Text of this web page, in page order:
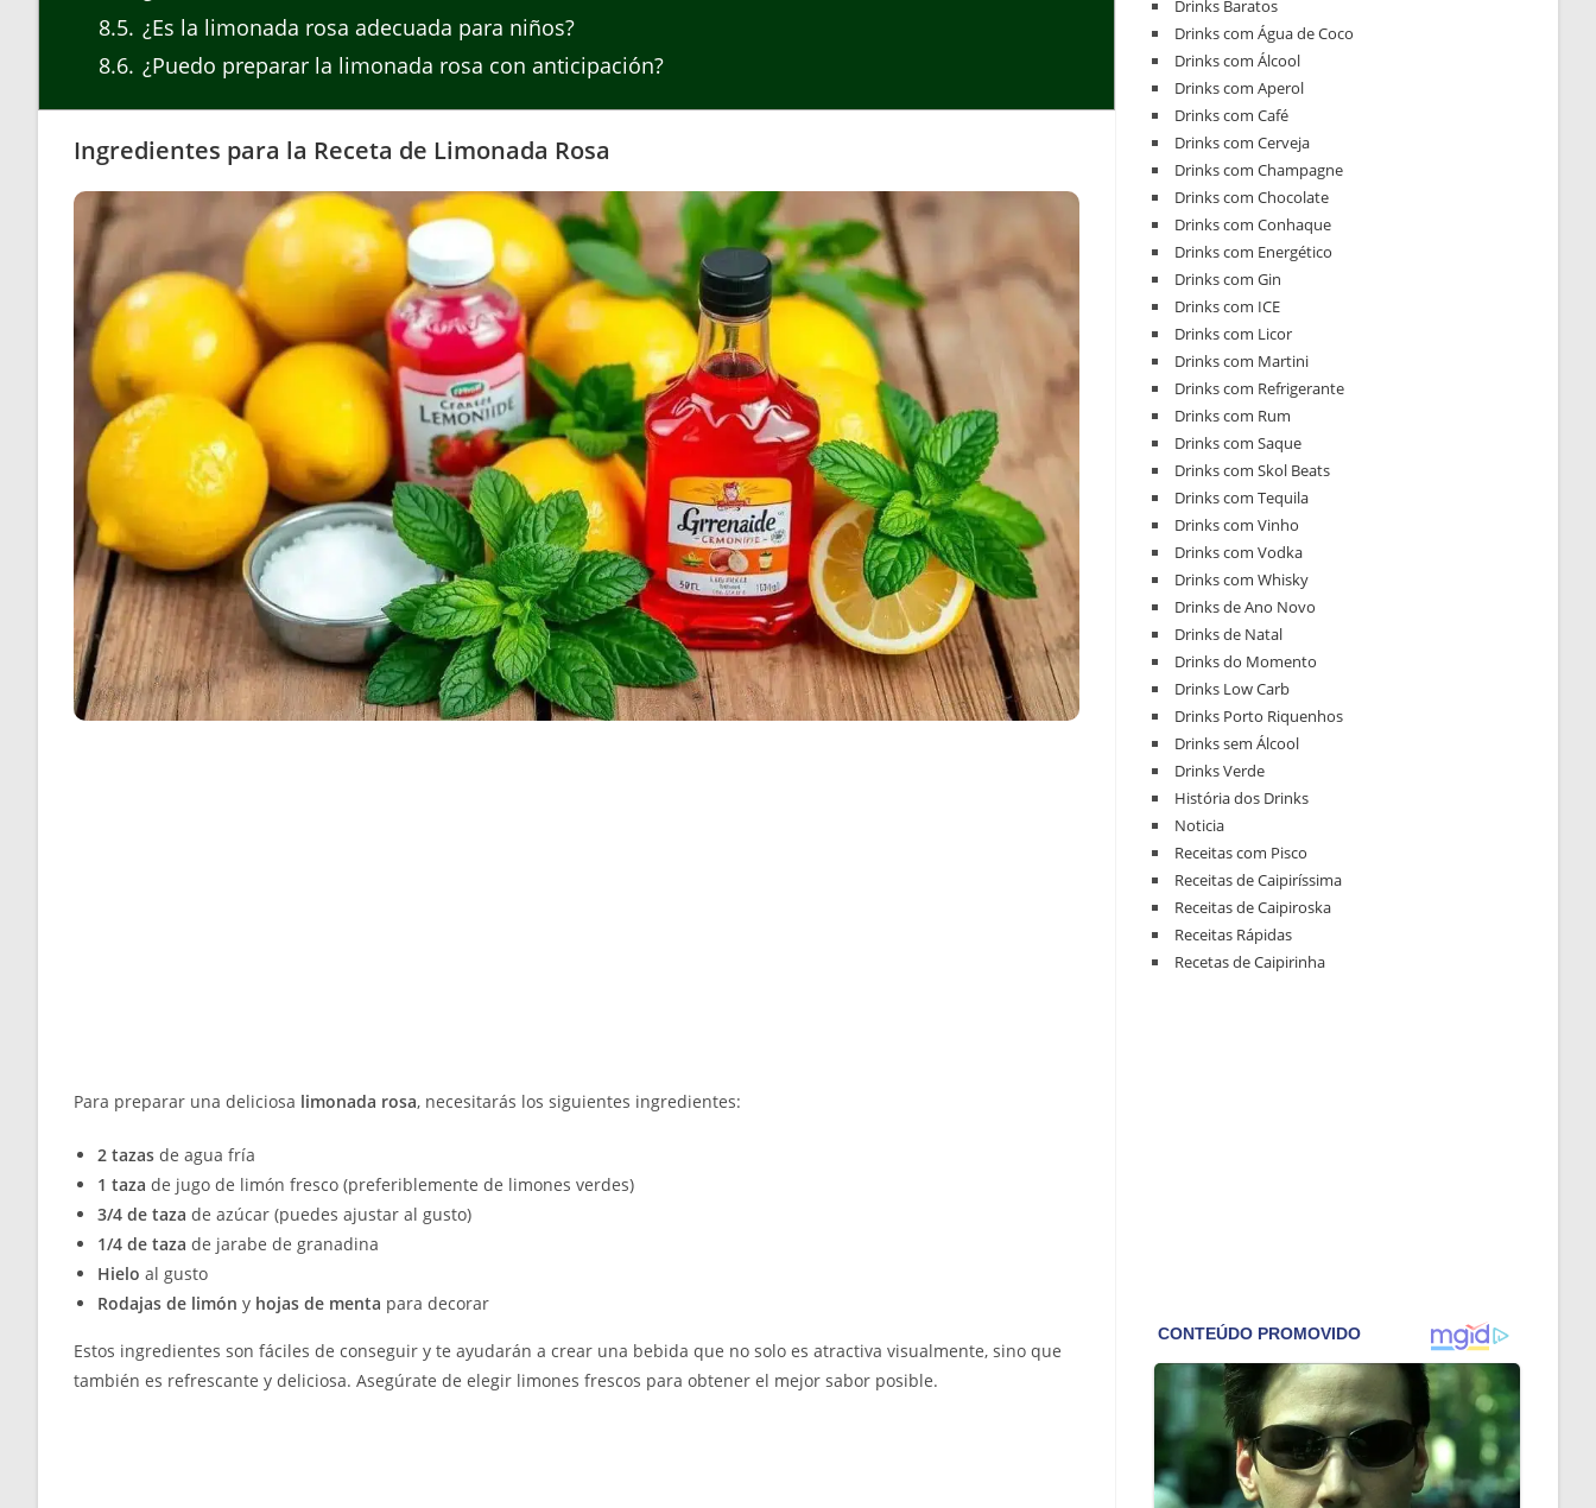
8.5 ¿Es la limonada rosa adecuada para niños?
8.6 ¿Puedo preparar la limonada rosa con anticipación?
Ingredientes para la Receta de Limonada Rosa
Para preparar una deliciosa limonada rosa, necesitarás los siguientes ingredientes:
2 tazas de agua fría
1 taza de jugo de limón fresco (preferiblemente de limones verdes)
3/4 de taza de azúcar (puedes ajustar al gusto)
1/4 de taza de jarabe de granadina
Hielo al gusto
Rodajas de limón y hojas de menta para decorar
Estos ingredientes son fáciles de conseguir y te ayudarán a crear una bebida que no solo es atractiva visualmente, sino que
también es refrescante y deliciosa. Asegúrate de elegir limones frescos para obtener el mejor sabor posible.
Drinks Baratos
Drinks com Água de Coco
Drinks com Álcool
Drinks com Aperol
Drinks com Café
Drinks com Cerveja
Drinks com Champagne
Drinks com Chocolate
Drinks com Conhaque
Drinks com Energético
Drinks com Gin
Drinks com ICE
Drinks com Licor
Drinks com Martini
Drinks com Refrigerante
Drinks com Rum
Drinks com Saque
Drinks com Skol Beats
Drinks com Tequila
Drinks com Vinho
Drinks com Vodka
Drinks com Whisky
Drinks de Ano Novo
Drinks de Natal
Drinks do Momento
Drinks Low Carb
Drinks Porto Riquenhos
Drinks sem Álcool
Drinks Verde
História dos Drinks
Noticia
Receitas com Pisco
Receitas de Caipiríssima
Receitas de Caipiroska
Receitas Rápidas
Recetas de Caipirinha